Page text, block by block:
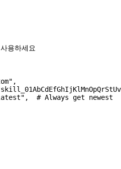
용하세요
,
, # Always get newest